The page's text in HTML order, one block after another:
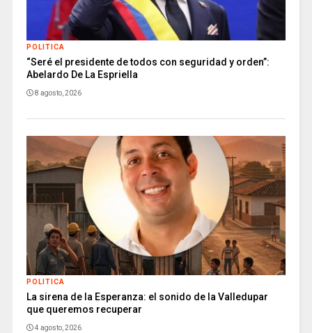
POLITICA
“Seré el presidente de todos con seguridad y orden”:
Abelardo De La Espriella
8 agosto, 2026
POLITICA
La sirena de la Esperanza: el sonido de la Valledupar
que queremos recuperar
4 agosto, 2026